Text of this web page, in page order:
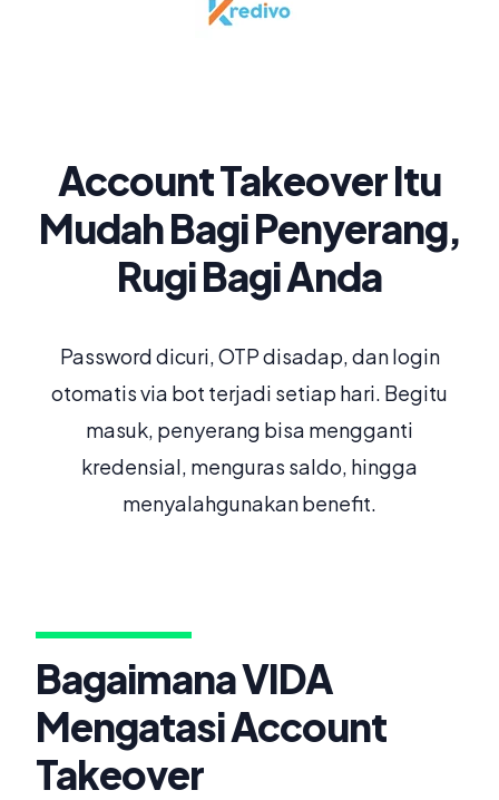
Account Takeover Itu
Mudah Bagi Penyerang,
Rugi Bagi Anda
Password dicuri, OTP disadap, dan login
otomatis via bot terjadi setiap hari. Begitu
masuk, penyerang bisa mengganti
kredensial, menguras saldo, hingga
menyalahgunakan benefit.
Bagaimana VIDA
Mengatasi Account
Takeover